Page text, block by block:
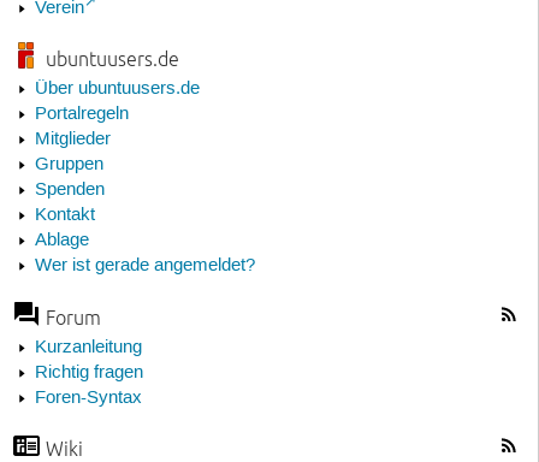
Verein
ubuntuusers.de
Über ubuntuusers.de
Portalregeln
Mitglieder
Gruppen
Spenden
Kontakt
Ablage
Wer ist gerade angemeldet?
Forum
Kurzanleitung
Richtig fragen
Foren-Syntax
Wiki